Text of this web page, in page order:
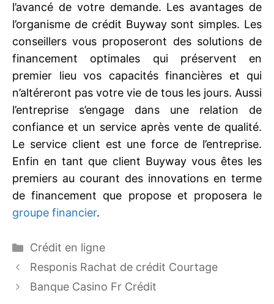
l’avancé de votre demande. Les avantages de
l’organisme de crédit Buyway sont simples. Les
conseillers vous proposeront des solutions de
financement optimales qui préservent en
premier lieu vos capacités financières et qui
n’altéreront pas votre vie de tous les jours. Aussi
l’entreprise s’engage dans une relation de
confiance et un service après vente de qualité.
Le service client est une force de l’entreprise.
Enfin en tant que client Buyway vous êtes les
premiers au courant des innovations en terme
de financement que propose et proposera le
groupe financier.
Catégories
Crédit en ligne
Responis Rachat de crédit Courtage
Banque Casino Fr Crédit